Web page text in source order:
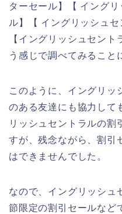
ターセール】【 イング
ル】【 イングリッシュセ
【イングリッシュセン
う感じで調べてみること
このように、イングリッ
のある友達にも協力して
リッシュセントラルの割
すが、残念ながら、割引
はできませんでした。
なので、イングリッシュ
節限定の割引セールなど